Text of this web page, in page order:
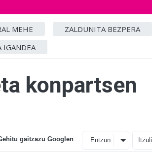
MEHE
ZALDUNITA BEZPERA
IGANDEA
konpartsen
gaitzazu Googlen Entzun Itzuli